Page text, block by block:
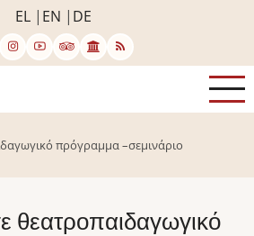
EL EN DE
πρόγραμμα –σεμινάριο
θεατροπαιδαγωγικό